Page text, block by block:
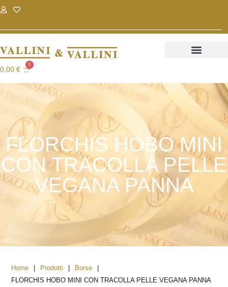
0,00 €
0
FLORCHIS HOBO MINI
CON TRACOLLA PELLE
VEGANA PANNA
Home | Prodotti | Borse
|
FLORCHIS HOBO MINI CON TRACOLLA PELLE VEGANA PANNA